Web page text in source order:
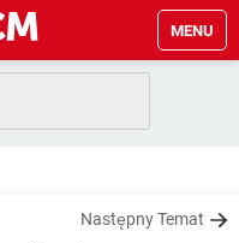
MENU
Następny Temat